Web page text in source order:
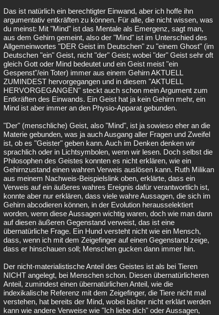
Das ist natürlich ein berechtigter Einwand, aber ich hoffe ihn
argumentativ entkräften zu können. Für alle, die nicht wissen, was
du meinst: Mit "Mind" ist das Mentale als Emergenz, sagt man,
aus dem Gehirn gemeint, also der "Mind" ist im Unterschied des
Allgemeinwortes "DER Geist im Deutschen" zu "einem Ghost" (im
Deutschen "ein" Geist, nicht "der" Geist; wobei "der" Geist sehr oft
gleich Gott oder Mind bedeutet und ein Geist meist "ein
Gespenst"/ein Toter) immer aus einem Gehirn AKTUELL
ZUMINDEST hervorgegangen und in diesem "AKTUELL
HERVORGEGANGEN" steckt auch schon mein Argument zum
Entkräften des Einwands. Ein Geist hat ja kein Gehirn mehr, ein
Mind ist aber immer an den Physio-Apparat gebunden.
"Der" (menschliche) Geist, also "Mind", ist ja sowieso eher an die
Materie gebunden, was ja auch Ausgang aller Fragen und Zweifel
ist, ob es "Geister" geben kann. Auch im Denken denken wir
sprachlich oder in Lichtsymbolen, wenn wir lesen. Doch selbst die
Philosophen des Geistes konnten es nicht erklären, wie ein
Gehirnzustand einen wahren Verweis auslösen kann. Ruth Milikan
aus meinem Nachweis-Beispielslink oben, erklärte, dass ein
Verweis auf ein äußeres wahres Ereignis dafür verantwortlich ist,
konnte aber nur erklären, dass viele wahre Aussagen, die sich im
Gehirn abcodieren können, in der Evolution herausselektiert
worden, wenn diese Aussagen wichtig waren, doch wie man dann
auf diesen äußeren Gegenstand verweist, das ist eine
übernatürliche Frage. Ein Hund versteht nicht wie ein Mensch,
dass, wenn ich mit dem Zeigefinger auf einen Gegenstand zeige,
dass er hinschauen soll; Menschen gucken dann immer hin.
Der nicht-materialistische Anteil des Geistes ist als bei Tieren
NICHT angelegt, bei Menschen schon. Diesen übernatürlicheren
Anteil, zumindest einen übernatürlichen Anteil, wie die
indexikalische Referenz mit dem Zeigefinger, die Tiere nicht mal
verstehen, hat bereits der Mind, wobei bisher nicht erklärt werden
kann wie andere Verweise wie "Ich liebe dich" oder Aussagen,